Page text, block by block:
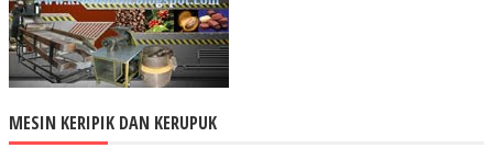
MESIN KERIPIK DAN KERUPUK